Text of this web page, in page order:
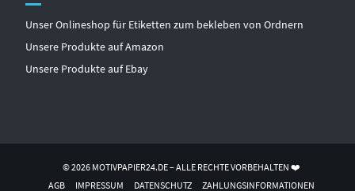
Unser Onlineshop für Etiketten zum bekleben von Ordnern
Unsere Produkte auf Amazon
Unsere Produkte auf Ebay
© 2026 MOTIVPAPIER24.DE – ALLE RECHTE VORBEHALTEN ❤️
AGB
IMPRESSUM DATENSCHUTZ ZAHLUNGSINFORMATIONEN